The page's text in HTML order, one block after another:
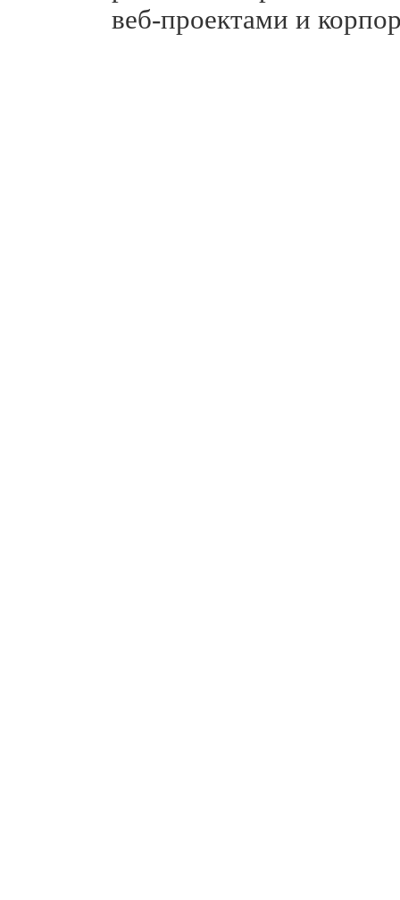
веб-проектами и